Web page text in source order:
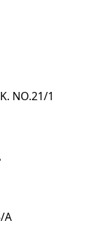
NO.21/1
A